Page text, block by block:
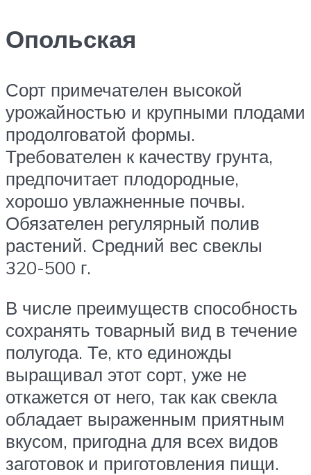
Опольская
Сорт примечателен высокой
урожайностью и крупными плодами
продолговатой формы.
Требователен к качеству грунта,
предпочитает плодородные,
хорошо увлажненные почвы.
Обязателен регулярный полив
растений. Средний вес свеклы
320-500 г.
В числе преимуществ способность
сохранять товарный вид в течение
полугода. Те, кто единожды
выращивал этот сорт, уже не
откажется от него, так как свекла
обладает выраженным приятным
вкусом, пригодна для всех видов
заготовок и приготовления пищи.